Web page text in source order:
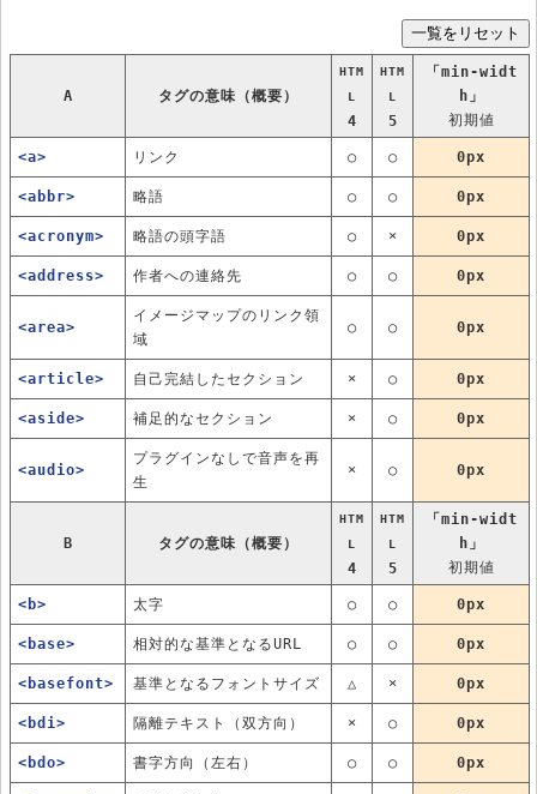
A タグの意味（概要）
HTM
L
4
HTM
L
5
「min-widt
h」
初期値
<a> リンク ○ ○ 0px
<abbr> 略語 ○ ○ 0px
<acronym> 略語の頭字語 ○ × 0px
<address> 作者への連絡先 ○ ○ 0px
<area>
イメージマップのリンク領
域
○ ○ 0px
<article> 自己完結したセクション × ○ 0px
<aside> 補足的なセクション × ○ 0px
<audio>
プラグインなしで音声を再
生
× ○ 0px
B タグの意味（概要）
HTM
L
4
HTM
L
5
「min-widt
h」
初期値
<b> 太字 ○ ○ 0px
<base> 相対的な基準となるURL ○ ○ 0px
<basefont> 基準となるフォントサイズ △ × 0px
<bdi> 隔離テキスト（双方向） × ○ 0px
<bdo> 書字方向（左右） ○ ○ 0px